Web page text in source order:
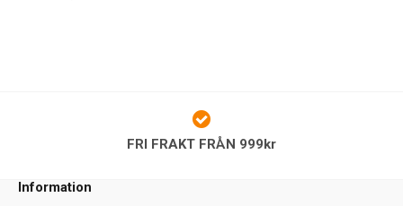
FRI FRAKT FRÅN 999kr
Information